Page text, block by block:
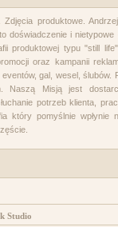
Zdjęcia produktowe.
doświadczenie i
produktowej typu "still
oraz kampanii
gal, wesel,
Naszą Misją jest
potrzeb klienta,
który pomyślnie
Studio